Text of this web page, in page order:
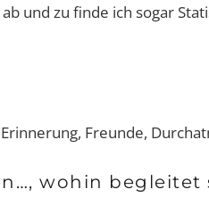
und zu finde ich sogar
Freunde,
wohin begleitet
Shorty mit Dr.